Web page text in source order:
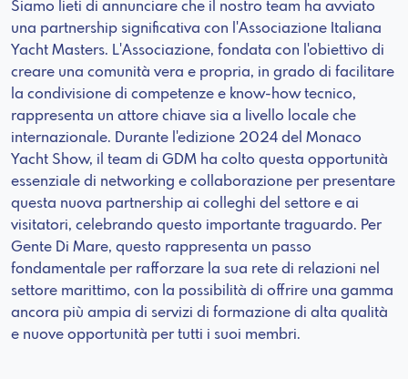
Siamo lieti di annunciare che il nostro team ha avviato
una partnership significativa con l'Associazione Italiana
Yacht Masters. L'Associazione, fondata con l'obiettivo di
creare una comunità vera e propria, in grado di facilitare
la condivisione di competenze e know-how tecnico,
rappresenta un attore chiave sia a livello locale che
internazionale. Durante l'edizione 2024 del Monaco
Yacht Show, il team di GDM ha colto questa opportunità
essenziale di networking e collaborazione per presentare
questa nuova partnership ai colleghi del settore e ai
visitatori, celebrando questo importante traguardo. Per
Gente Di Mare, questo rappresenta un passo
fondamentale per rafforzare la sua rete di relazioni nel
settore marittimo, con la possibilità di offrire una gamma
ancora più ampia di servizi di formazione di alta qualità
e nuove opportunità per tutti i suoi membri.